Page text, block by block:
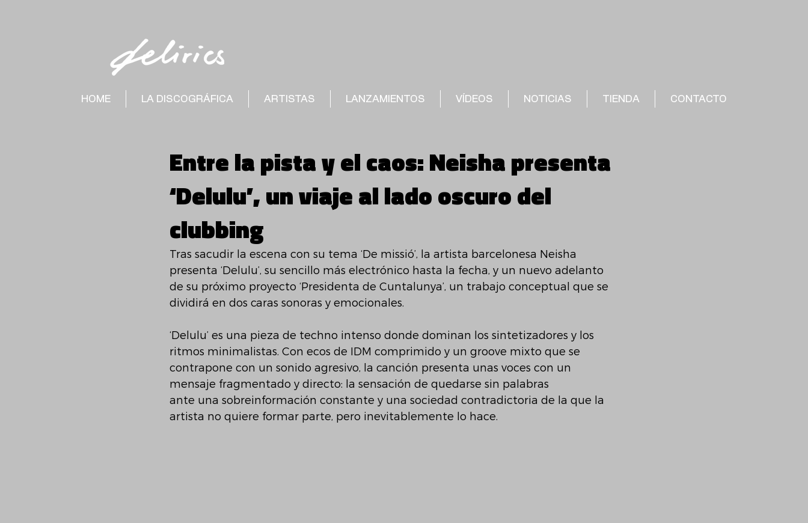
HOME LA DISCOGRÁFICA ARTISTAS LANZAMIENTOS VÍDEOS NOTICIAS TIENDA CONTACTO
Entre la pista y el caos: Neisha presenta
‘Delulu’, un viaje al lado oscuro del
clubbing
Tras sacudir la escena con su tema ‘De missió’, la artista barcelonesa Neisha
presenta ‘Delulu’, su sencillo más electrónico hasta la fecha, y un nuevo adelanto
de su próximo proyecto ‘Presidenta de Cuntalunya’, un trabajo conceptual que se
dividirá en dos caras sonoras y emocionales.
‘Delulu’ es una pieza de techno intenso donde dominan los sintetizadores y los
ritmos minimalistas. Con ecos de IDM comprimido y un groove mixto que se
contrapone con un sonido agresivo, la canción presenta unas voces con un
mensaje fragmentado y directo: la sensación de quedarse sin palabras
ante una sobreinformación constante y una sociedad contradictoria de la que la
artista no quiere formar parte, pero inevitablemente lo hace.